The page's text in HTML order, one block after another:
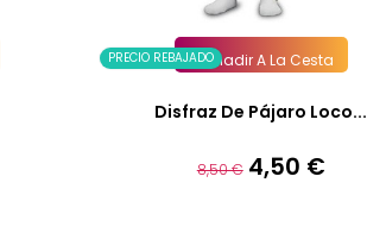
PRECIO REBAJADOAñadir A La Cesta
Disfraz De Pájaro Loco...
Precio
8,50 € Precio
4,50 €